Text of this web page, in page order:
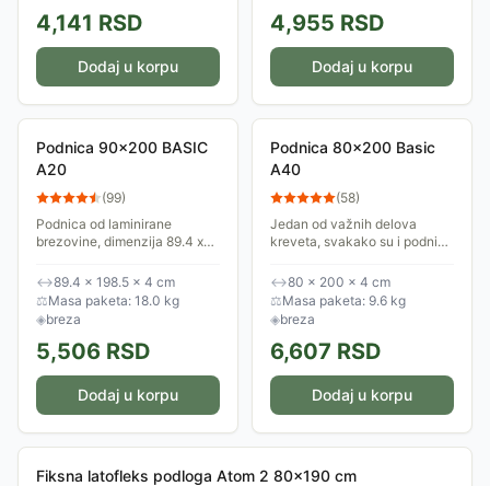
4,141 RSD
Dodaj u korpu
4,955 RSD
Dodaj u korpu
Podnica 90x200 BASIC
A20
(99)
Podnica od laminirane
brezovine, dimenzija 89.4 x
poprečnih letvica.
↔89.4 × 198.5 × 4 cm
⚖Masa paketa: 18.0 kg
◈breza
5,506 RSD
Dodaj u korpu
Podnica 80x200 Basic
A40
(58)
Jedan od važnih delova
kreveta, svakako su i podnice
Podnica Basic A40 ima 26
letvica.
↔80 × 200 × 4 cm
⚖Masa paketa: 9.6 kg
◈breza
6,607 RSD
Dodaj u korpu
Fiksna latofleks podloga Atom 2 80x190 cm